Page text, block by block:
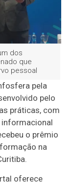
dos
que
pessoal
pela
pelo
práticas, com
o prêmio
na
oferece